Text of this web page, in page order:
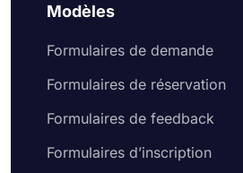
Modèles
Formulaires de demande
Formulaires de réservation
Formulaires de feedback
Formulaires d’inscription